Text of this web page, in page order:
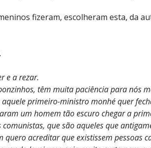
fizeram, escolheram esta, da
e a rezar.
têm muita paciência para nós
primeiro-ministro monhé quer
um homem tão escuro chegar a
que são aqueles que
acreditar que existissem pessoas